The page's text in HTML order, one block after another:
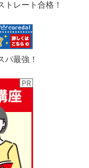
トレート合格！
パ最強！